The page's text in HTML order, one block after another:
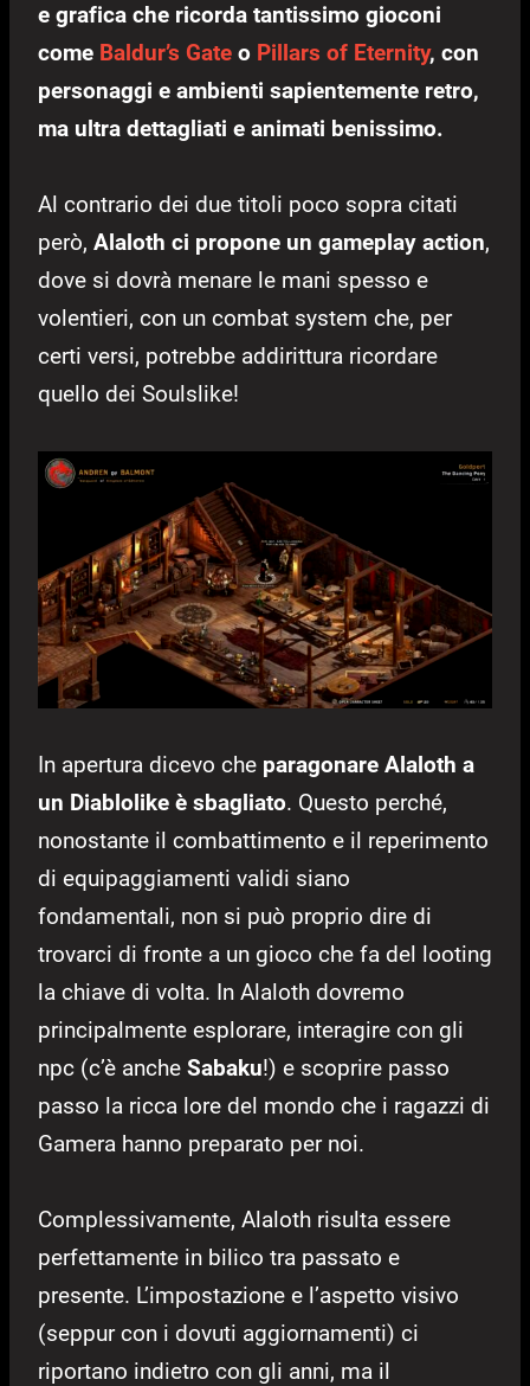
e grafica che ricorda tantissimo gioconi
come Baldur’s Gate o Pillars of Eternity, con
personaggi e ambienti sapientemente retro,
ma ultra dettagliati e animati benissimo.
Al contrario dei due titoli poco sopra citati
però, Alaloth ci propone un gameplay action,
dove si dovrà menare le mani spesso e
volentieri, con un combat system che, per
certi versi, potrebbe addirittura ricordare
quello dei Soulslike!
In apertura dicevo che paragonare Alaloth a
un Diablolike è sbagliato. Questo perché,
nonostante il combattimento e il reperimento
di equipaggiamenti validi siano
fondamentali, non si può proprio dire di
trovarci di fronte a un gioco che fa del looting
la chiave di volta. In Alaloth dovremo
principalmente esplorare, interagire con gli
npc (c’è anche Sabaku!) e scoprire passo
passo la ricca lore del mondo che i ragazzi di
Gamera hanno preparato per noi.
Complessivamente, Alaloth risulta essere
perfettamente in bilico tra passato e
presente. L’impostazione e l’aspetto visivo
(seppur con i dovuti aggiornamenti) ci
riportano indietro con gli anni, ma il